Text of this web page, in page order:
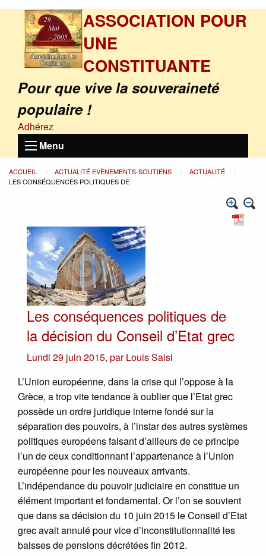
ASSOCIATION POUR
UNE
CONSTITUANTE
Pour que vive la souveraineté
populaire !
Adhérez
Menu
ACCUEIL ACTUALITÉ EVÈNEMENTS-SOUTIENS
ACTUALITÉ
LES CONSÉQUENCES POLITIQUES DE
Les conséquences politiques de
la décision du Conseil d’Etat grec
Lundi 29 juin 2015, parLouis Saisi
L’Union européenne, dans la crise qui l’oppose à la
Grèce, a trop vite tendance à oublier que l’Etat grec
possède un ordre juridique interne fondé sur la
séparation des pouvoirs, à l’instar des autres systèmes
politiques européens faisant d’ailleurs de ce principe
l’un de ceux conditionnant l’appartenance à l’Union
européenne pour les nouveaux arrivants.
L’indépendance du pouvoir judiciaire en constitue un
élément important et fondamental. Or l’on se souvient
que dans sa décision du 10 juin 2015 le Conseil d’Etat
grec avait annulé pour vice d’inconstitutionnalité les
baisses de pensions décrétées fin 2012.